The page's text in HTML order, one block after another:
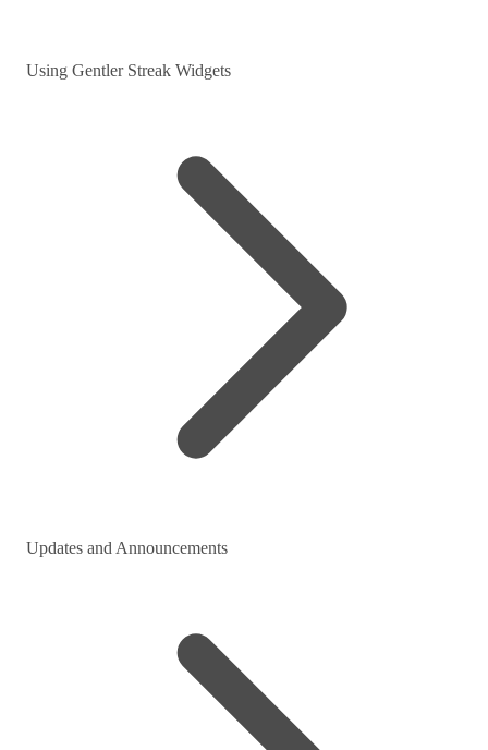
Using Gentler Streak Widgets
Updates and Announcements